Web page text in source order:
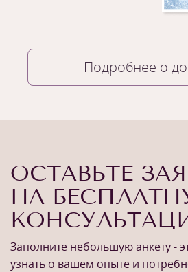
Подробнее о
ОСТАВЬТЕ
НА
Заполните небольшую анкету -
узнать о вашем опыте и